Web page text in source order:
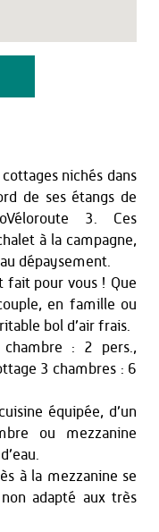
nichés dans
de ses étangs de
3. Ces
à la campagne,
dépaysement.
fait pour vous ! Que
en famille ou
bol d’air frais.
chambre : 2 pers.,
3 chambres : 6
équipée, d’un
ou mezzanine
à la mezzanine se
adapté aux très